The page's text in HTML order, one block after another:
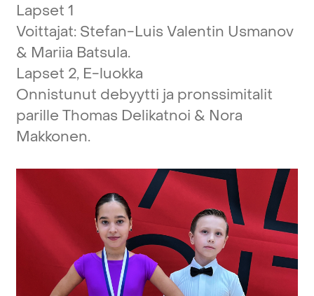
Lapset 1
Voittajat: Stefan-Luis Valentin Usmanov
& Mariia Batsula.
Lapset 2, E-luokka
Onnistunut debyytti ja pronssimitalit
parille Thomas Delikatnoi & Nora
Makkonen.